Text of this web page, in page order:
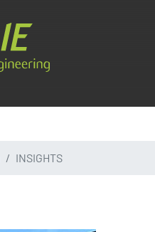
INSIGHTS